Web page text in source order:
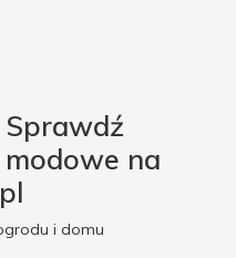
na
i domu